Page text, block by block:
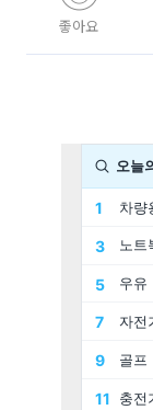
좋아요